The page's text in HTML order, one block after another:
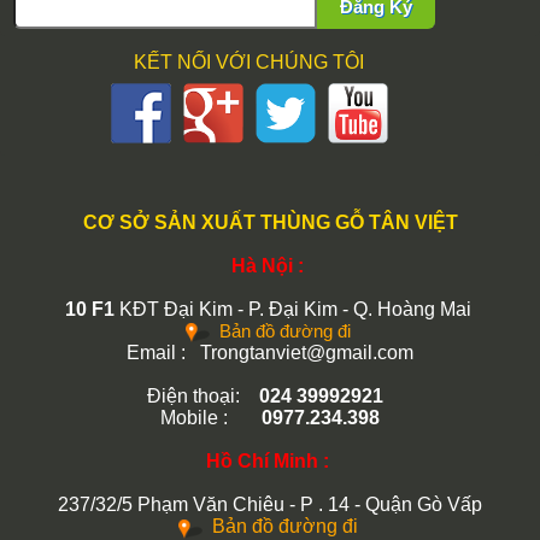
Đăng Ký
KẾT NỐI VỚI CHÚNG TÔI
CƠ SỞ SẢN XUẤT THÙNG GỖ TÂN VIỆT
Hà Nội :
10 F1KĐT Đại Kim - P. Đại Kim - Q. Hoàng Mai
Bản đồ đường đi
Email : Trongtanviet@gmail.com
Điện thoại: 024 39992921
Mobile : 0977.234.398
Hồ Chí Minh :
237/32/5 Phạm Văn Chiêu - P . 14 - Quận Gò Vấp
Bản đồ đường đi